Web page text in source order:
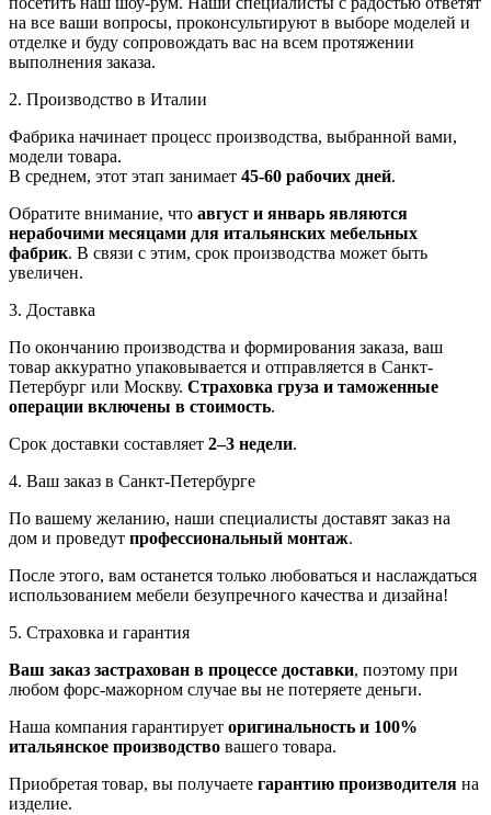
на все ваши вопросы, проконсультируют в выборе моделей и
отделке и буду сопровождать вас на всем протяжении
выполнения заказа.
2. Производство в Италии
Фабрика начинает процесс производства, выбранной вами,
модели товара.
В среднем, этот этап занимает 45-60 рабочих дней.
Обратите внимание, что август и январь являются
нерабочими месяцами для итальянских мебельных
фабрик. В связи с этим, срок производства может быть
увеличен.
3. Доставка
По окончанию производства и формирования заказа, ваш
товар аккуратно упаковывается и отправляется в Санкт-
Петербург или Москву. Страховка груза и таможенные
операции включены в стоимость.
Срок доставки составляет 2–3 недели.
4. Ваш заказ в Санкт-Петербурге
По вашему желанию, наши специалисты доставят заказ на
дом и проведут профессиональный монтаж.
После этого, вам останется только любоваться и наслаждаться
использованием мебели безупречного качества и дизайна!
5. Страховка и гарантия
Ваш заказ застрахован в процессе доставки, поэтому при
любом форс-мажорном случае вы не потеряете деньги.
Наша компания гарантирует оригинальность и 100%
итальянское производство вашего товара.
Приобретая товар, вы получаете гарантию производителя на
изделие.